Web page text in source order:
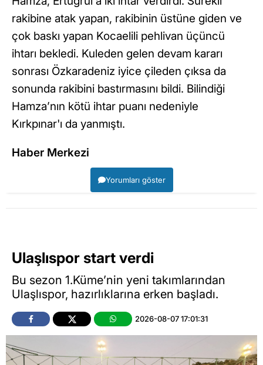
rakibine atak yapan, rakibinin üstüne giden ve
çok baskı yapan Kocaelili pehlivan üçüncü
ihtarı bekledi. Kuleden gelen devam kararı
sonrası Özkaradeniz iyice çileden çıksa da
sonunda rakibini bastırmasını bildi. Bilindiği
Hamza’nın kötü ihtar puanı nedeniyle
Kırkpınar'ı da yanmıştı.
Haber Merkezi
Yorumları göster
Ulaşlıspor start verdi
Bu sezon 1.Küme’nin yeni takımlarından
Ulaşlıspor, hazırlıklarına erken başladı.
2026-08-07 17:01:31